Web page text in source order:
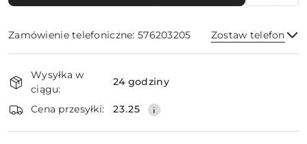
Zamówienie telefoniczne: 576203205 Zostaw telefon
Dostępność
i
dostawa
Wysyłka w
ciągu:
24 godziny
Cena przesyłki: 23.25